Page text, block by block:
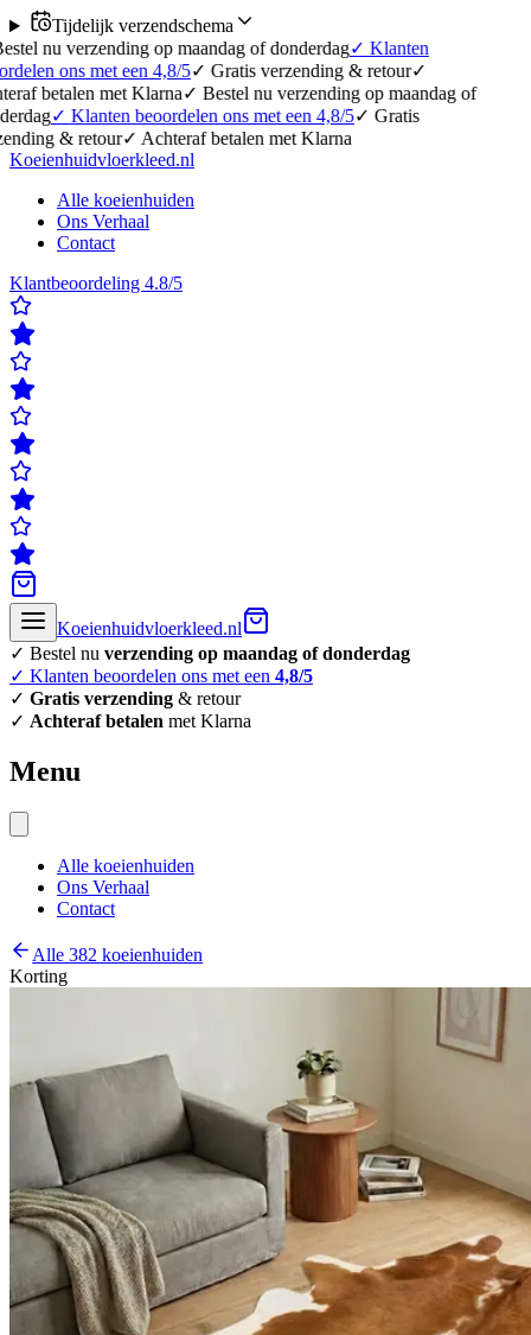
Tijdelijk verzendschema
op maandag of donderdag✓Klanten
een 4,8/5✓Gratis verzending & retour✓
met Klarna ✓Bestel nu verzending op maandag of
beoordelen ons met een 4,8/5✓Gratis
✓ Achteraf betalen met Klarna
Koeienhuidvloerkleed.nl
Alle koeienhuiden
Ons Verhaal
Contact
Klantbeoordeling 4.8/5
Koeienhuidvloerkleed.nl
✓ Bestel nu verzending op maandag of donderdag
✓ Klanten beoordelen ons met een 4,8/5
✓ Gratis verzending & retour
✓ Achteraf betalen met Klarna
Menu
Alle koeienhuiden
Ons Verhaal
Contact
Alle 382 koeienhuiden
Korting